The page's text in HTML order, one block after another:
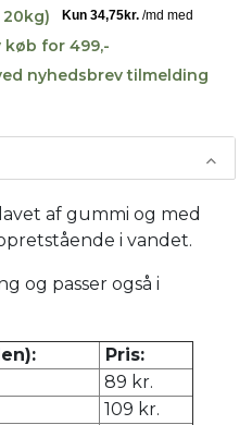
20kg)
for 499,-
nyhedsbrev tilmelding
af gummi og med
i vandet.
og passer også i
Pris:
89 kr.
109 kr.